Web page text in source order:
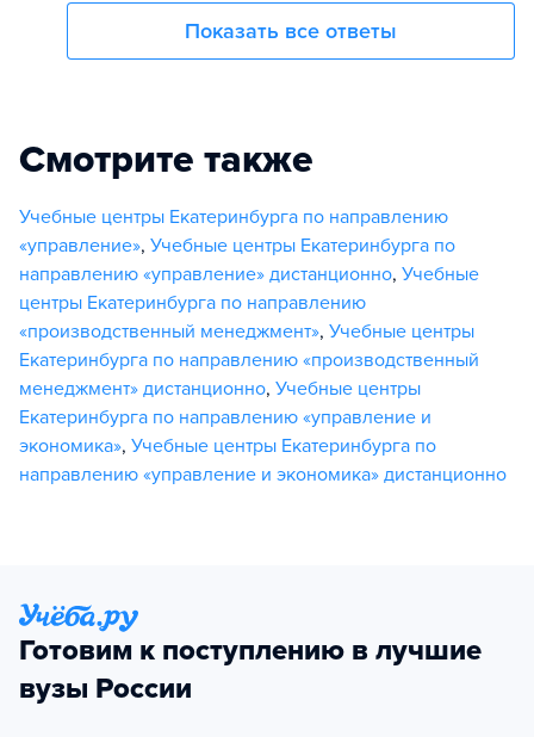
Показать все ответы
Смотрите также
Учебные центры Екатеринбурга по направлению
«управление», Учебные центры Екатеринбурга по
направлению «управление» дистанционно, Учебные
центры Екатеринбурга по направлению
«производственный менеджмент», Учебные центры
Екатеринбурга по направлению «производственный
менеджмент» дистанционно, Учебные центры
Екатеринбурга по направлению «управление и
экономика», Учебные центры Екатеринбурга по
направлению «управление и экономика» дистанционно
Готовим к поступлению в лучшие
вузы России